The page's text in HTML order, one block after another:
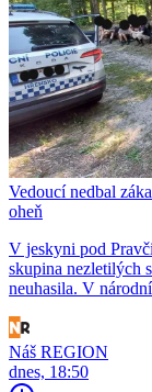
Vedoucí nedbal
oheň
V jeskyni pod
skupina nezletilých
neuhasila. V
Náš REGION
dnes, 18:50